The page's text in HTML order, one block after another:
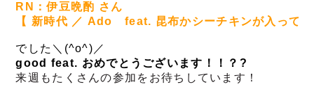
RN：伊豆晩酌 さん
【 新時代 ／ Ado　feat. 昆布かシーチキンが入って
でした＼(^o^)／
good feat. おめでとうございます！！？?
来週もたくさんの参加をお待ちしています！